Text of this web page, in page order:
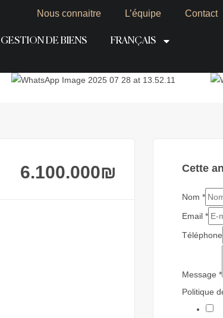
Nous connaitre L’équipe Contact
GESTION DE BIENS FRANÇAIS
6.100.000₪ Cette
Nom *
Email *
Téléphone
Message *
Politique